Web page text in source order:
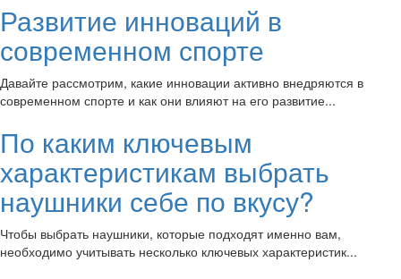
Развитие инноваций в
современном спорте
Давайте рассмотрим, какие инновации активно внедряются в
современном спорте и как они влияют на его развитие...
По каким ключевым
характеристикам выбрать
наушники себе по вкусу?
Чтобы выбрать наушники, которые подходят именно вам,
необходимо учитывать несколько ключевых характеристик...